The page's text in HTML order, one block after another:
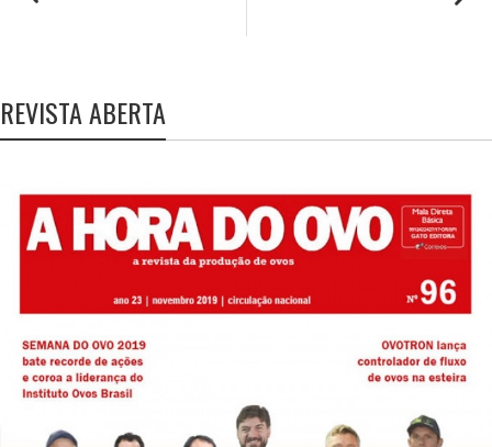
REVISTA ABERTA